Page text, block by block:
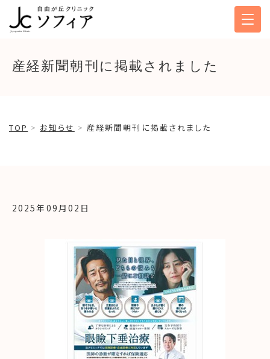
産経新聞朝刊に掲載されました
TOP お知らせ 産経新聞朝刊に掲載されました
2025年09月02日